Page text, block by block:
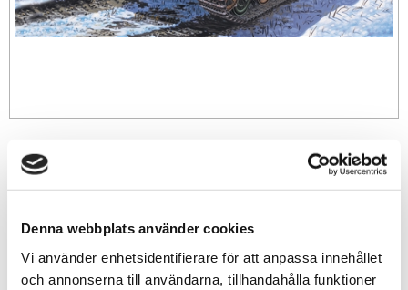
Denna webbplats använder cookies
Vi använder enhetsidentifierare för att anpassa innehållet
och annonserna till användarna, tillhandahålla funktioner
199sek
Lägg till i favoriter